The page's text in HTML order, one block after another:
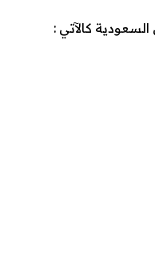
كالآتي :